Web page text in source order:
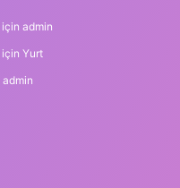
için admin
için Yurt
admin